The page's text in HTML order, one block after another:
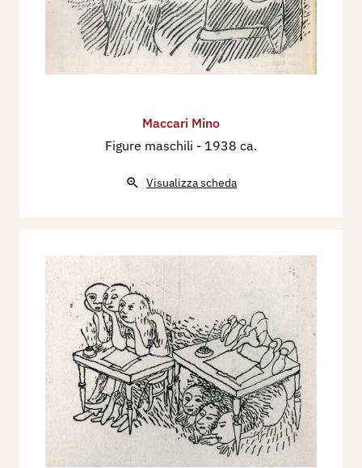
Maccari Mino
Figure maschili - 1938 ca.
Visualizza scheda